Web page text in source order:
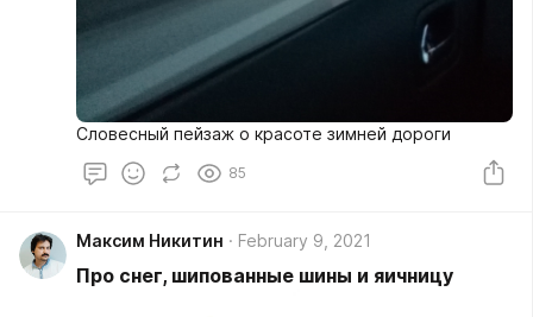
Словесный пейзаж о красоте зимней дороги
85
Максим Никитин February 9, 2021
Про снег, шипованные шины и яичницу